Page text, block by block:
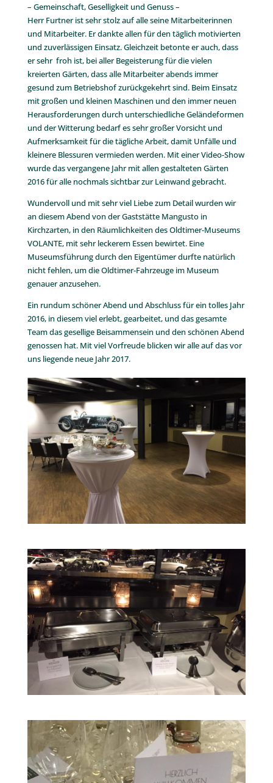
– Gemeinschaft, Geselligkeit und Genuss –
Herr Furtner ist sehr stolz auf alle seine Mitarbeiterinnen
und Mitarbeiter. Er dankte allen für den täglich motivierten
und zuverlässigen Einsatz. Gleichzeit betonte er auch, dass
er sehr froh ist, bei aller Begeisterung für die vielen
kreierten Gärten, dass alle Mitarbeiter abends immer
gesund zum Betriebshof zurückgekehrt sind. Beim Einsatz
mit großen und kleinen Maschinen und den immer neuen
Herausforderungen durch unterschiedliche Geländeformen
und der Witterung bedarf es sehr großer Vorsicht und
Aufmerksamkeit für die tägliche Arbeit, damit Unfälle und
kleinere Blessuren vermieden werden. Mit einer Video-Show
wurde das vergangene Jahr mit allen gestalteten Gärten
2016 für alle nochmals sichtbar zur Leinwand gebracht.
Wundervoll und mit sehr viel Liebe zum Detail wurden wir
an diesem Abend von der Gaststätte Mangusto in
Kirchzarten, in den Räumlichkeiten des Oldtimer-Museums
VOLANTE, mit sehr leckerem Essen bewirtet. Eine
Museumsführung durch den Eigentümer durfte natürlich
nicht fehlen, um die Oldtimer-Fahrzeuge im Museum
genauer anzusehen.
Ein rundum schöner Abend und Abschluss für ein tolles Jahr
2016, in diesem viel erlebt, gearbeitet, und das gesamte
Team das gesellige Beisammensein und den schönen Abend
genossen hat. Mit viel Vorfreude blicken wir alle auf das vor
uns liegende neue Jahr 2017.